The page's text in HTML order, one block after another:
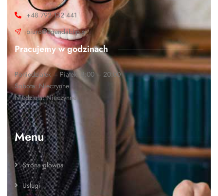
+48 792 132 441
biuro@agendabhp.pl
Pracujemy w godzinach
Poniedziałek – Piątek: 8:00 – 20:00
Sobota: Nieczynne
Niedziela: Nieczynne
Menu
Strona główna
Usługi